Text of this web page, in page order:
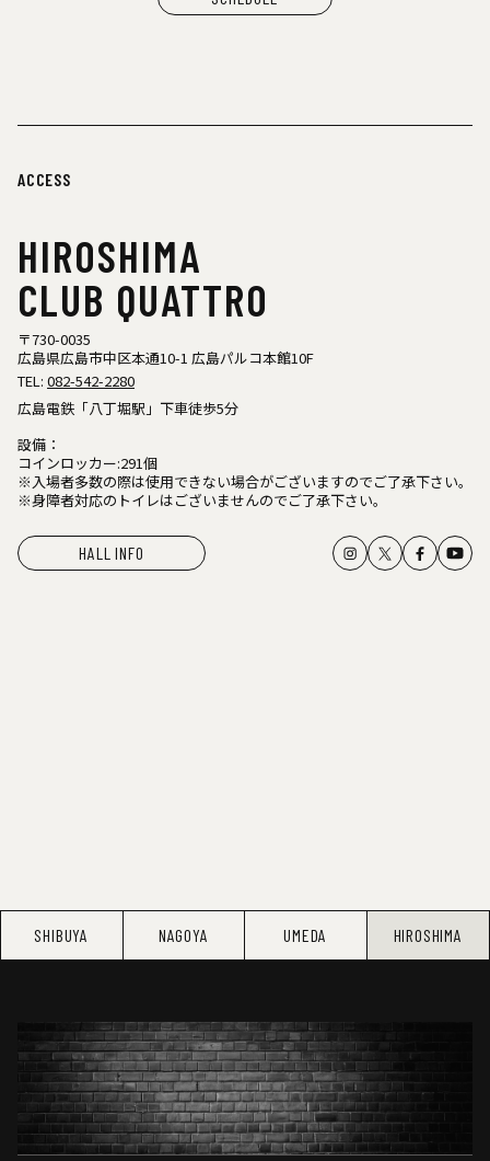
ACCESS
HIROSHIMA
CLUB QUATTRO
〒730-0035
広島県広島市中区本通10-1 広島パルコ本館10F
TEL: 082-542-2280
広島電鉄「八丁堀駅」下車徒歩5分
設備：
コインロッカー:291個
※入場者多数の際は使用できない場合がございますのでご了承下さい。
※身障者対応のトイレはございませんのでご了承下さい。
HALL INFO
SHIBUYA NAGOYA UMEDA HIROSHIMA